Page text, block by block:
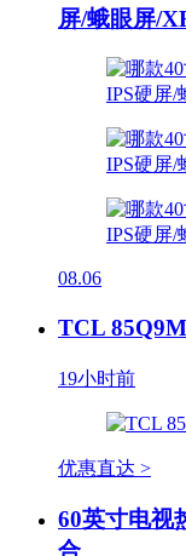
屏/蛾眼屏/
08.06
TCL
19小时前
优惠直达 >
60英寸电视